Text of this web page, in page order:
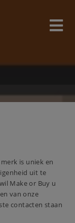
is uniek en
uit te
Make or Buy u
van onze
contacten staan